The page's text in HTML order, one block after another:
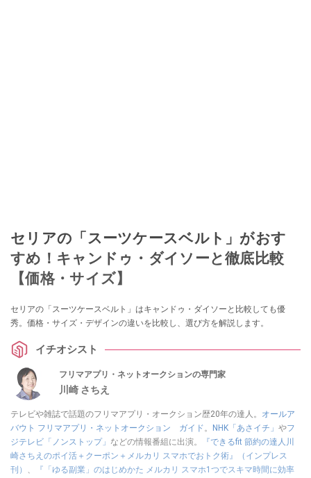
セリアの「スーツケースベルト」がおす
すめ！キャンドゥ・ダイソーと徹底比較
【価格・サイズ】
セリアの「スーツケースベルト」はキャンドゥ・ダイソーと比較しても優
秀。価格・サイズ・デザインの違いを比較し、選び方を解説します。
イチオシスト
フリマアプリ・ネットオークションの専門家
川崎 さちえ
テレビや雑誌で話題のフリマアプリ・オークション歴20年の達人。 オールア
バウト フリマアプリ・ネットオークション ガイド。 NHK「あさイチ」 やフ
ジテレビ「ノンストップ」 などの情報番組に出演。
『できるfit 節約の達人川
崎さちえのポイ活＋クーポン＋メルカリ スマホでおトク術』（インプレス
刊） 、
『「ゆる副業」のはじめかた メルカリ スマホ1つでスキマ時間に効率